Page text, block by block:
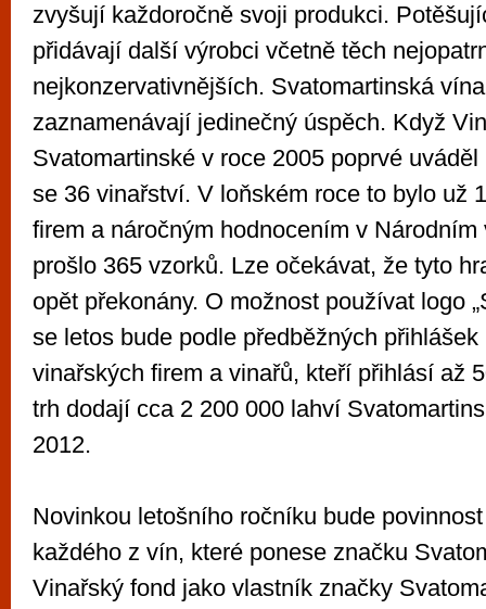
zvyšují každoročně svoji produkci.
přidávají další výrobci včetně těch
nejkonzervativnějších. Svatomartinská
zaznamenávají jedinečný úspěch. Když
Svatomartinské v roce 2005 poprvé
se 36 vinařství. V loňském roce to bylo už
firem a náročným hodnocením v Národním
prošlo 365 vzorků. Lze očekávat, že tyto
opět překonány. O možnost používat logo
se letos bude podle předběžných
vinařských firem a vinařů, kteří přihlásí až
trh dodají cca 2 200 000 lahví
2012.
Novinkou letošního ročníku bude
každého z vín, které ponese značku
Vinařský fond jako vlastník značky